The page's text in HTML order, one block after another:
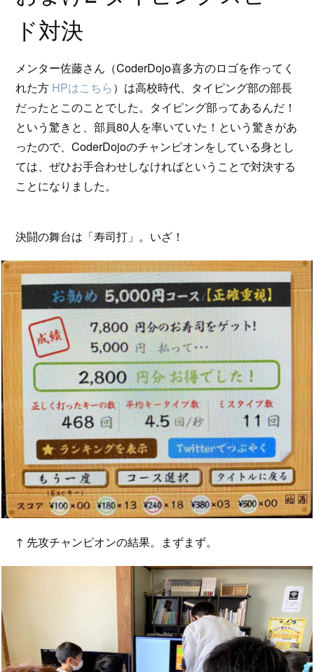
ド対決
メンター佐藤さん（CoderDojo喜多方のロゴを作ってく
れた方 HPはこちら）は高校時代、タイピング部の部長
だったとこのことでした。タイピング部ってあるんだ！
という驚きと、部員80人を率いていた！という驚きがあ
ったので、CoderDojoのチャンピオンをしている身とし
ては、ぜひお手合わせしなければということで対決する
ことになりました。
決闘の舞台は「寿司打」。いざ！
↑ 先攻チャンピオンの結果。まずまず。